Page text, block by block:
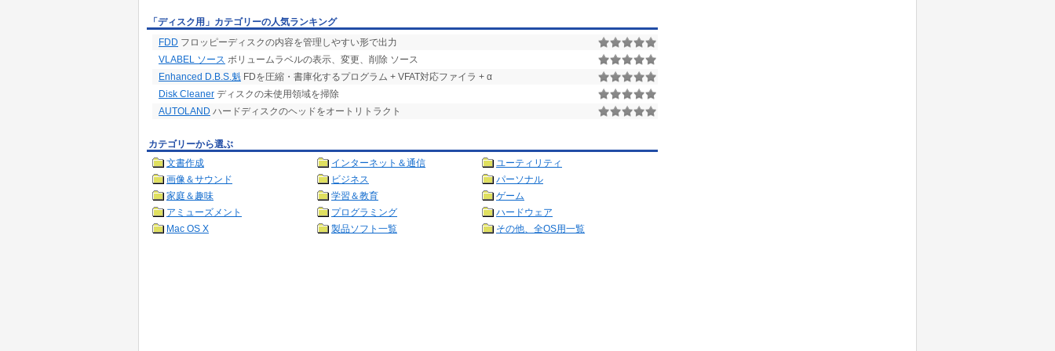
「ディスク用」カテゴリーの人気ランキング
FDD フロッピーディスクの内容を管理しやすい形で出力
VLABEL ソース ボリュームラベルの表示、変更、削除 ソース
Enhanced D.B.S.魁 FDを圧縮・書庫化するプログラム + VFAT対応ファイラ + α
Disk Cleaner ディスクの未使用領域を掃除
AUTOLAND ハードディスクのヘッドをオートリトラクト
カテゴリーから選ぶ
文書作成
インターネット＆通信
ユーティリティ
画像＆サウンド
ビジネス
パーソナル
家庭＆趣味
学習＆教育
ゲーム
アミューズメント
プログラミング
ハードウェア
Mac OS X
製品ソフト一覧 その他、全OS用一覧